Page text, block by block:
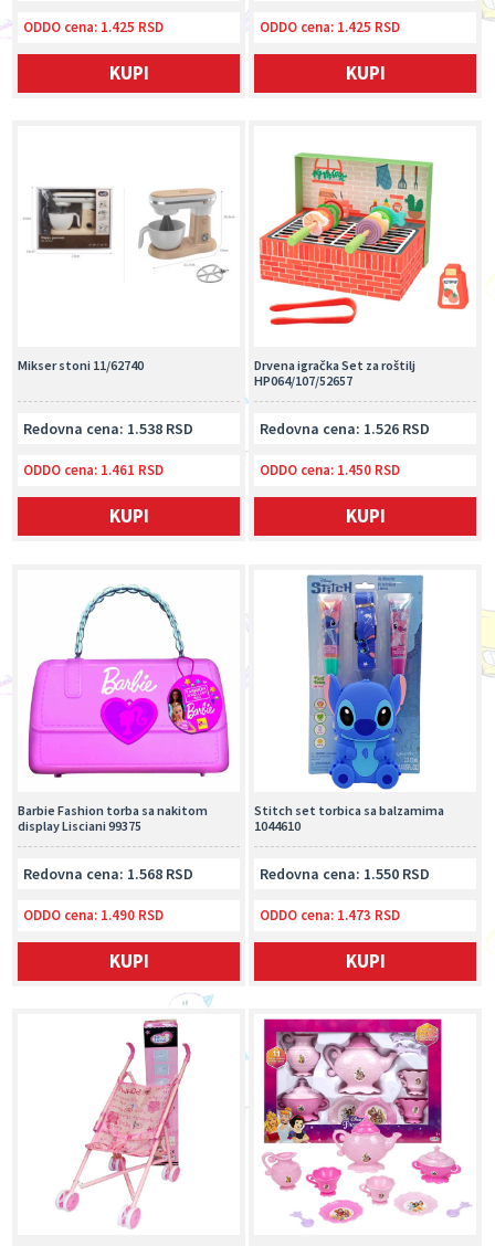
ODDO cena: 1.425 RSD
KUPI
ODDO cena: 1.425 RSD
KUPI
Drvena igračka Set za roštilj
HP064/107/52657
Redovna cena: 1.526 RSD
ODDO cena: 1.450 RSD
KUPI
Mikser stoni 11/62740
Redovna cena: 1.538 RSD
ODDO cena: 1.461 RSD
KUPI
Stitch set torbica sa balzamima
1044610
Redovna cena: 1.550 RSD
ODDO cena: 1.473 RSD
KUPI
Barbie Fashion torba sa nakitom
display Lisciani 99375
Redovna cena: 1.568 RSD
ODDO cena: 1.490 RSD
KUPI